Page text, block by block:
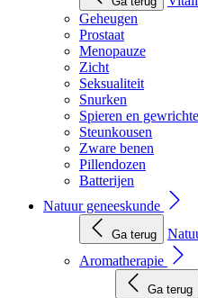
Geheugen
Prostaat
Menopauze
Zicht
Seksualiteit
Snurken
Spieren en
Steunkousen
Zware benen
Pillendozen
Batterijen
Natuur geneeskunde
Ga terug
Aromatherapie
Ga terug